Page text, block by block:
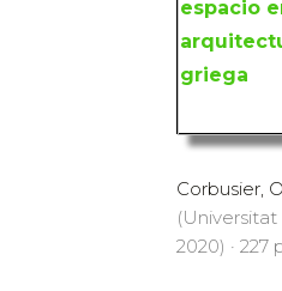
Corbusier,
2020) · 227